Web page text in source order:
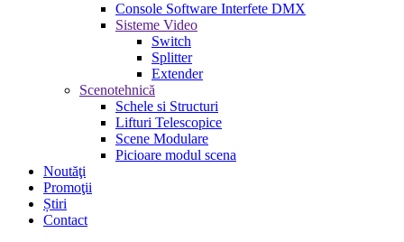
Console Software Interfete DMX
Sisteme Video
Switch
Splitter
Extender
Scenotehnică
Schele si Structuri
Lifturi Telescopice
Scene Modulare
Picioare modul scena
Noutăţi
Promoţii
Știri
Contact